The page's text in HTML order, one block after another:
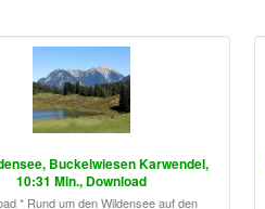
Buckelwiesen Karwendel,
10:31 Min., Download
* Rund um den Wildensee auf den